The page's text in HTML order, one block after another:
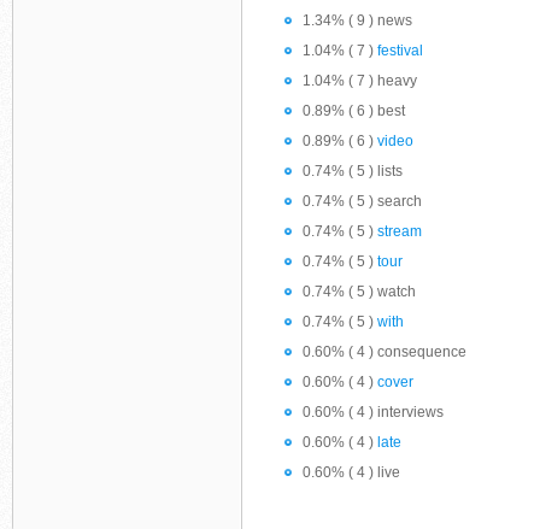
1.34% ( 9 ) news
1.04% ( 7 ) festival
1.04% ( 7 ) heavy
0.89% ( 6 ) best
0.89% ( 6 ) video
0.74% ( 5 ) lists
0.74% ( 5 ) search
0.74% ( 5 ) stream
0.74% ( 5 ) tour
0.74% ( 5 ) watch
0.74% ( 5 ) with
0.60% ( 4 ) consequence
0.60% ( 4 ) cover
0.60% ( 4 ) interviews
0.60% ( 4 ) late
0.60% ( 4 ) live